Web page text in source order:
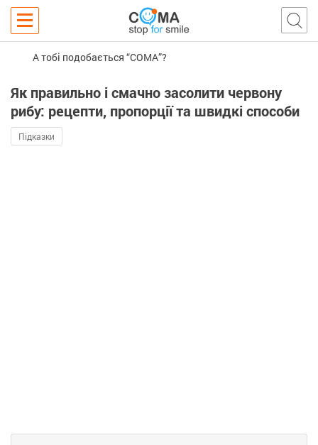
А тобі подобається “COMA”?
Як правильно і смачно засолити червону
рибу: рецепти, пропорції та швидкі способи
Підказки